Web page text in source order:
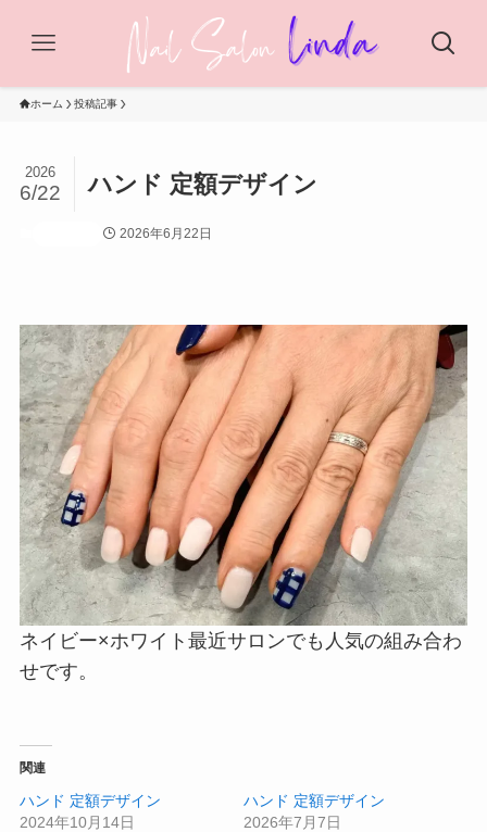
ホーム 投稿記事
ハンド 定額デザイン
2026
6/22
2026年6月22日
ネイビー×ホワイト最近サロンでも人気の組み合わ
せです。
関連
ハンド 定額デザイン
2024年10月14日
ハンド 定額デザイン
2026年7月7日